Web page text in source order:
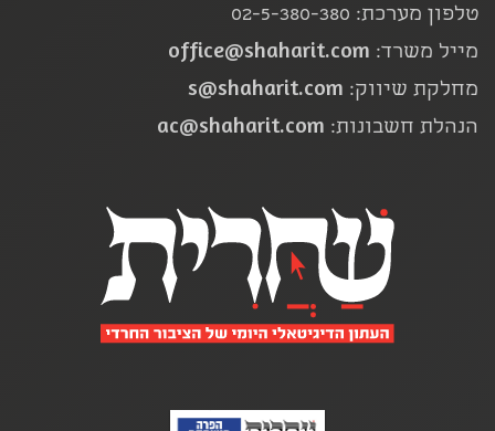
טלפון מערכת: 02-5-380-380
מייל משרד: office@shaharit.com
מחלקת שיווק: s@shaharit.com
הנהלת חשבונות: ac@shaharit.com